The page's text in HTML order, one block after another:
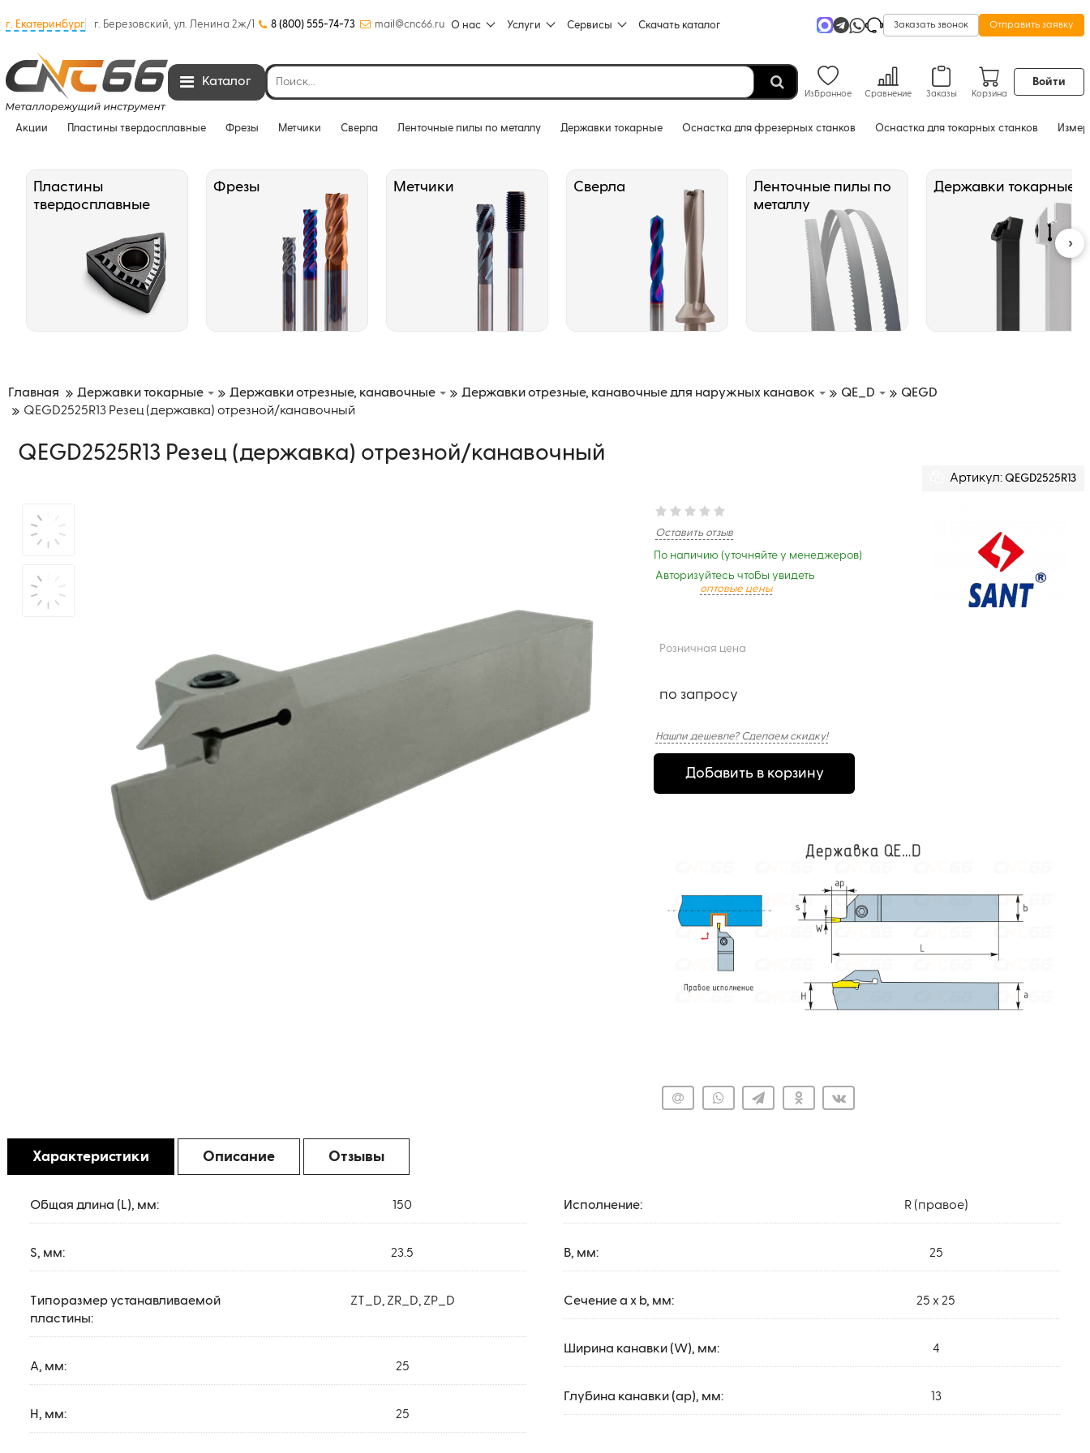
г. Екатеринбург г. Березовский, ул. Ленина 2ж/1 8 (800) 555-74-73 mail@cnc66.ru О нас Услуги Сервисы Скачать каталог Заказать звонок Отправить заявку
Каталог
Избранное Сравнение Заказы Корзина
Войти
Акции Пластины твердосплавные Фрезы Метчики Сверла Ленточные пилы по металлу Державки токарные Оснастка для фрезерных станков Оснастка для токарных станков
Пластины
твердосплавные
Фрезы Метчики Сверла
Ленточные пилы по
металлу
Державки токарные
Главная Державки токарные Державки отрезные, канавочные Державки отрезные, канавочные для наружных канавок QE_D
QEGD
QEGD2525R13 Резец (державка) отрезной/канавочный
QEGD2525R13 Резец (державка) отрезной/канавочный
Артикул: QEGD2525R13
Оставить отзыв
По наличию (уточняйте у менеджеров)
Авторизуйтесь чтобы увидеть
оптовые цены
Розничная цена
по запросу
Нашли дешевле? Сделаем скидку!
Добавить в корзину
Характеристики Описание Отзывы
Общая длина (L), мм: 150
S, мм: 23.5
Типоразмер устанавливаемой
пластины:
ZT_D, ZR_D, ZP_D
A, мм: 25
H, мм: 25
Исполнение: R (правое)
B, мм: 25
Сечение a x b, мм: 25 x 25
Ширина канавки (W), мм: 4
Глубина канавки (ap), мм: 13